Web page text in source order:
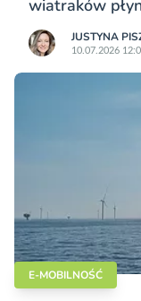
wiatraków
JUSTYNA
10.07.2026
E-MOBILNOŚĆ